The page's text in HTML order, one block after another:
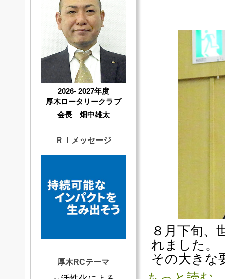
８月下旬、
れました。
その大きな
2026- 2027年度
厚木ロータリークラブ
会長 畑中雄太
ＲＩメッセージ
厚木RCテーマ